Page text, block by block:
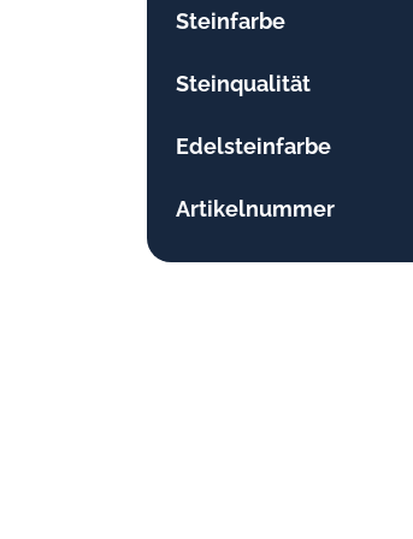
Steinfarbe
Steinqualität
Edelsteinfarbe
Artikelnummer